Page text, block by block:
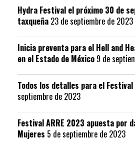
Hydra Festival el próximo 30 de
taxqueña 23 de septiembre de 2023
Inicia preventa para el Hell and
en el Estado de México 9 de
Todos los detalles para el
septiembre de 2023
Festival ARRE 2023 apuesta por
Mujeres 5 de septiembre de 2023